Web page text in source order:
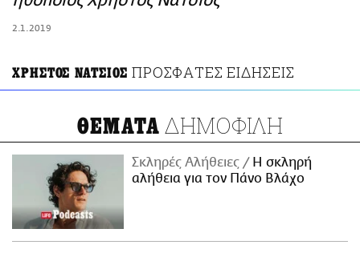
2.1.2019
ΧΡΗΣΤΟΣ ΝΑΤΣΙΟΣ ΠΡΟΣΦΑΤΕΣ ΕΙΔΗΣΕΙΣ
ΘΕΜΑΤΑ ΔΗΜΟΦΙΛΗ
Σκληρές Αλήθειες
H σκληρή
αλήθεια για τον Πάνο Βλάχο